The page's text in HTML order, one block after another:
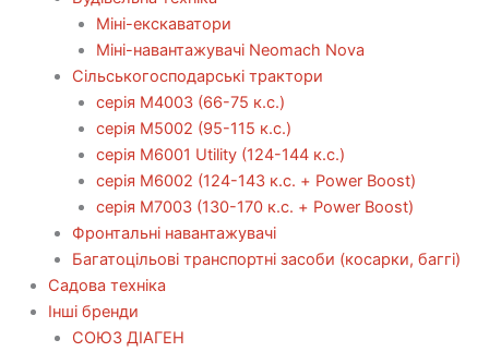
Міні-екскаватори
Міні-навантажувачі Neomach Nova
Сільськогосподарські трактори
серія М4003 (66-75 к.с.)
серія М5002 (95-115 к.с.)
серія M6001 Utility (124-144 к.с.)
серія М6002 (124-143 к.с. + Power Boost)
серія М7003 (130-170 к.с. + Power Boost)
Фронтальні навантажувачі
Багатоцільові транспортні засоби (косарки, баггі)
Садова техніка
Інші бренди
СОЮЗ ДІАГЕН